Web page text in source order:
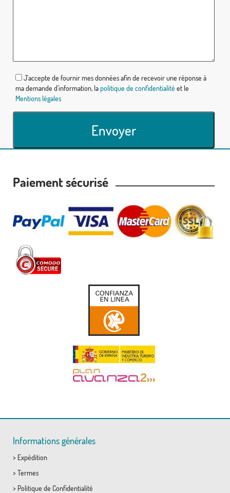
J´accepte de fournir mes données afin de recevoir une réponse à
ma demande d´information, lapolitique de confidentialité et le
Mentions légales
Envoyer
Paiement sécurisé
Informations générales
> Expédition
> Termes
> Politique de Confidentialité